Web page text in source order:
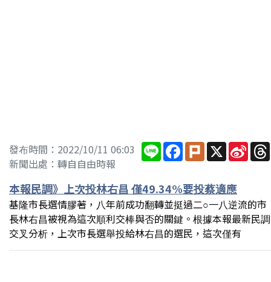
發布時間：2022/10/11 06:03
新聞出處：轉自自由時報
Line Facebook
PlurkX Sina
本報民調》上次投林右昌 僅49.34%要投蔡適應
基隆市長選情膠著，八年前成功翻轉並挺過二○一八逆流的市
長林右昌被視為這次順利交棒與否的關鍵。根據本報最新民調
交叉分析，上次市長選舉投給林右昌的選民，這次僅有